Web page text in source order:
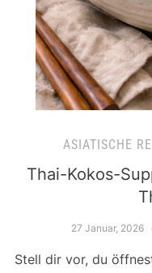
ASIATISCHE
Thai-Kokos-
27 Januar, 2026
Stell dir vor, du